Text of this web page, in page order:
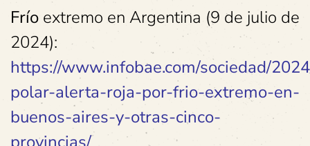
Frío extremo en Argentina (9 de julio de
2024):
https://www.infobae.com/sociedad/
polar-alerta-roja-por-frio-extremo-en-
buenos-aires-y-otras-cinco-